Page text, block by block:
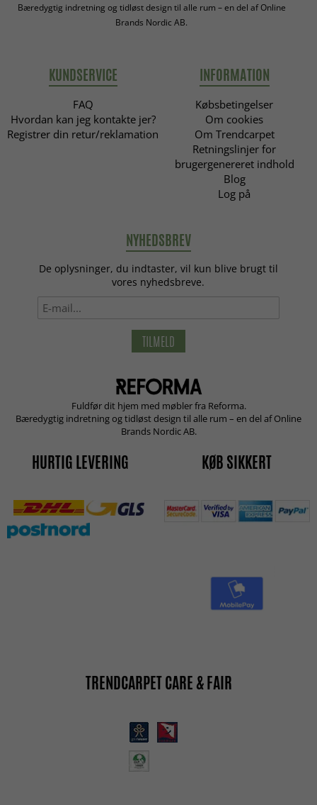
Bæredygtig indretning og tidløst design til alle rum – en del af Online
Brands Nordic AB.
KUNDSERVICE
FAQ
Hvordan kan jeg kontakte jer?
Registrer din retur/reklamation
INFORMATION
Købsbetingelser
Om cookies
Om Trendcarpet
Retningslinjer for
brugergenereret indhold
Blog
Log på
NYHEDSBREV
De oplysninger, du indtaster, vil kun blive brugt til
vores nyhedsbreve.
TILMELD
Fuldfør dit hjem med møbler fra Reforma.
Bæredygtig indretning og tidløst design til alle rum – en del af Online
Brands Nordic AB.
HURTIG LEVERING KØB SIKKERT
TRENDCARPET CARE & FAIR